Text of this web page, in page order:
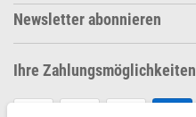
Newsletter abonnieren
Ihre Zahlungsmöglichkeiten